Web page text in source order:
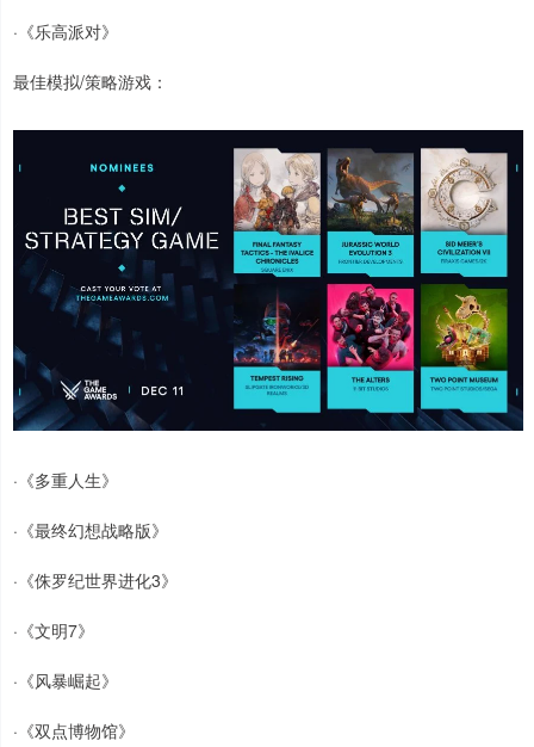
·《乐高派对》
最佳模拟/策略游戏：
·《多重人生》
·《最终幻想战略版》
·《侏罗纪世界进化3》
·《文明7》
·《风暴崛起》
·《双点博物馆》